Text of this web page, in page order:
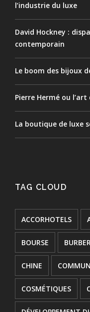
l’industrie du luxe
David Hockney :
contemporain
Le boom des bijoux
Pierre Hermé ou
La boutique de luxe
TAG CLOUD
ACCORHOTELS
BOURSE
CHINE
COSMÉTIQUES